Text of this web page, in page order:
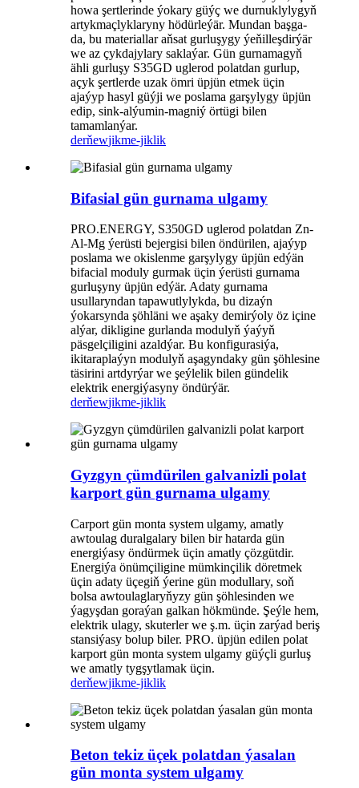
howa şertlerinde ýokary güýç we durnuklylygyň
artykmaçlyklaryny hödürleýär. Mundan başga-
da, bu materiallar aňsat gurluşygy ýeňilleşdirýär
we az çykdajylary saklaýar. Gün gurnamagyň
ähli gurluşy S35GD uglerod polatdan gurlup,
açyk şertlerde uzak ömri üpjün etmek üçin
ajaýyp hasyl güýji we poslama garşylygy üpjün
edip, sink-alýumin-magniý örtügi bilen
tamamlanýar.
derňewjikme-jiklik
Bifasial gün gurnama ulgamy
PRO.ENERGY, S350GD uglerod polatdan Zn-
Al-Mg ýerüsti bejergisi bilen öndürilen, ajaýyp
poslama we okislenme garşylygy üpjün edýän
bifacial moduly gurmak üçin ýerüsti gurnama
gurluşyny üpjün edýär. Adaty gurnama
usullaryndan tapawutlylykda, bu dizaýn
ýokarsynda şöhläni we aşaky demirýoly öz içine
alýar, dikligine gurlanda modulyň ýaýyň
päsgelçiligini azaldýar. Bu konfigurasiýa,
ikitaraplaýyn modulyň aşagyndaky gün şöhlesine
täsirini artdyrýar we şeýlelik bilen gündelik
elektrik energiýasyny öndürýär.
derňewjikme-jiklik
Gyzgyn çümdürilen galvanizli polat
karport gün gurnama ulgamy
Carport gün monta system ulgamy, amatly
awtoulag duralgalary bilen bir hatarda gün
energiýasy öndürmek üçin amatly çözgütdir.
Energiýa önümçiligine mümkinçilik döretmek
üçin adaty üçegiň ýerine gün modullary, soň
bolsa awtoulaglaryňyzy gün şöhlesinden we
ýagyşdan goraýan galkan hökmünde. Şeýle hem,
elektrik ulagy, skuterler we ş.m. üçin zarýad beriş
stansiýasy bolup biler. PRO. üpjün edilen polat
karport gün monta system ulgamy güýçli gurluş
we amatly tygşytlamak üçin.
derňewjikme-jiklik
Beton tekiz üçek polatdan ýasalan
gün monta system ulgamy